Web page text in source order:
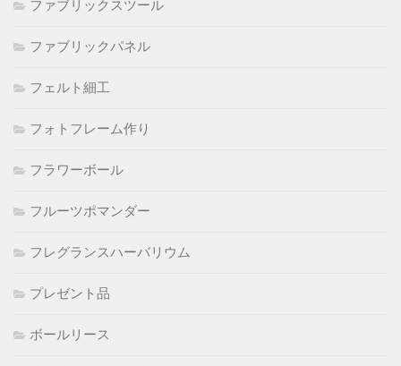
ファブリックスツール
ファブリックパネル
フェルト細工
フォトフレーム作り
フラワーボール
フルーツポマンダー
フレグランスハーバリウム
プレゼント品
ボールリース